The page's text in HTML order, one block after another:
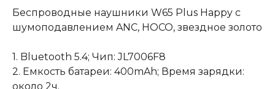
Беспроводные наушники W65 Plus Happy с
шумоподавлением ANC, HOCO, звездное золото
1. Bluetooth 5.4; Чип: JL7006F8
2. Емкость батареи: 400mAh; Время зарядки:
около 2ч.